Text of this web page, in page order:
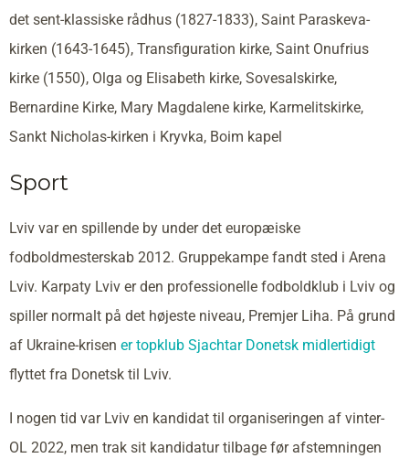
det sent-klassiske rådhus (1827-1833), Saint Paraskeva-
kirken (1643-1645), Transfiguration kirke, Saint Onufrius
kirke (1550), Olga og Elisabeth kirke, Sovesalskirke,
Bernardine Kirke, Mary Magdalene kirke, Karmelitskirke,
Sankt Nicholas-kirken i Kryvka, Boim kapel
Sport
Lviv var en spillende by under det europæiske
fodboldmesterskab 2012. Gruppekampe fandt sted i Arena
Lviv. Karpaty Lviv er den professionelle fodboldklub i Lviv og
spiller normalt på det højeste niveau, Premjer Liha. På grund
af Ukraine-krisen er topklub Sjachtar Donetsk midlertidigt
flyttet fra Donetsk til Lviv.
I nogen tid var Lviv en kandidat til organiseringen af vinter-
OL 2022, men trak sit kandidatur tilbage før afstemningen